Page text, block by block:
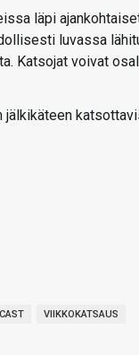
läpi
luvassa
Katsojat voivat
VIIKKOKATSAUS